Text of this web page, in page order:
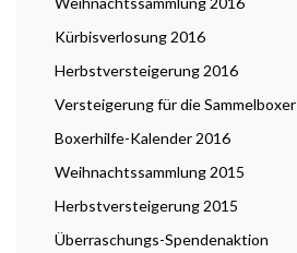
Kürbisverlosung 2016
Herbstversteigerung 2016
Versteigerung für die Sammelboxer
Boxerhilfe-Kalender 2016
Weihnachtssammlung 2015
Herbstversteigerung 2015
Überraschungs-Spendenaktion